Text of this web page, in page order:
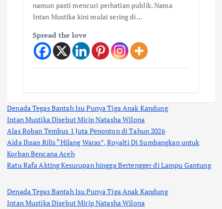
namun pasti mencuri perhatian publik. Nama
Intan Mustika kini mulai sering di…
Spread the love
Denada Tegas Bantah Isu Punya Tiga Anak Kandung
Intan Mustika Disebut Mirip Natasha Wilona
Alas Roban Tembus 1 Juta Penonton di Tahun 2026
Aida Ihsan Rilis “Hilang Waras”, Royalti Di Sumbangkan untuk
Korban Bencana Aceh
Ratu Rafa Akting Kesurupan hingga Bertengger di Lampu Gantung
Denada Tegas Bantah Isu Punya Tiga Anak Kandung
Intan Mustika Disebut Mirip Natasha Wilona